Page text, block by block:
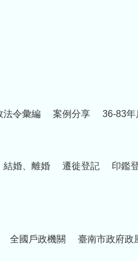
法令彙編 案例分享 36-83年
結婚、離婚 遷徙登記 印鑑
全國戶政機關 臺南市政府政